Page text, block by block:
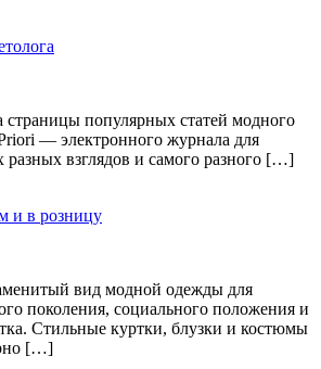
страницы популярных статей модного
— электронного журнала для
разных взглядов и самого разного […]
и в розницу
вид модной одежды для
поколения, социального положения и
Стильные куртки, блузки и костюмы
[…]